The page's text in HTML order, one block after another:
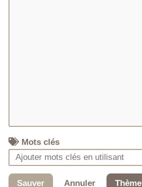
Mots clés
Sauver Annuler Thème